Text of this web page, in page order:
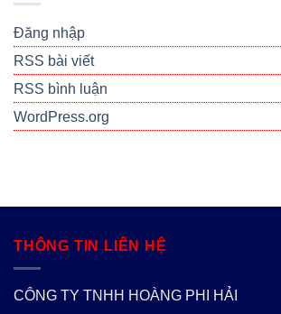
Đăng nhập
RSS bài viết
RSS bình luận
WordPress.org
THÔNG TIN LIÊN HỆ
CÔNG TY TNHH HOÀNG PHI HẢI